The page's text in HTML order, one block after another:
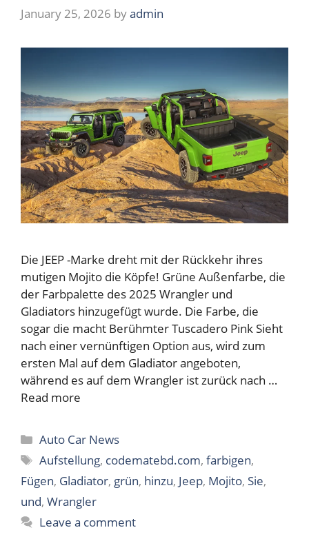
January 25, 2026 byadmin
Die JEEP -Marke dreht mit der Rückkehr ihres
mutigen Mojito die Köpfe! Grüne Außenfarbe, die
der Farbpalette des 2025 Wrangler und
Gladiators hinzugefügt wurde. Die Farbe, die
sogar die macht Berühmter Tuscadero Pink Sieht
nach einer vernünftigen Option aus, wird zum
ersten Mal auf dem Gladiator angeboten,
während es auf dem Wrangler ist zurück nach …
Read more
Categories
Auto Car News
Tags
Aufstellung, codematebd.com,farbigen,
Fügen, Gladiator, grün, hinzu, Jeep, Mojito, Sie,
und, Wrangler
Leave a comment